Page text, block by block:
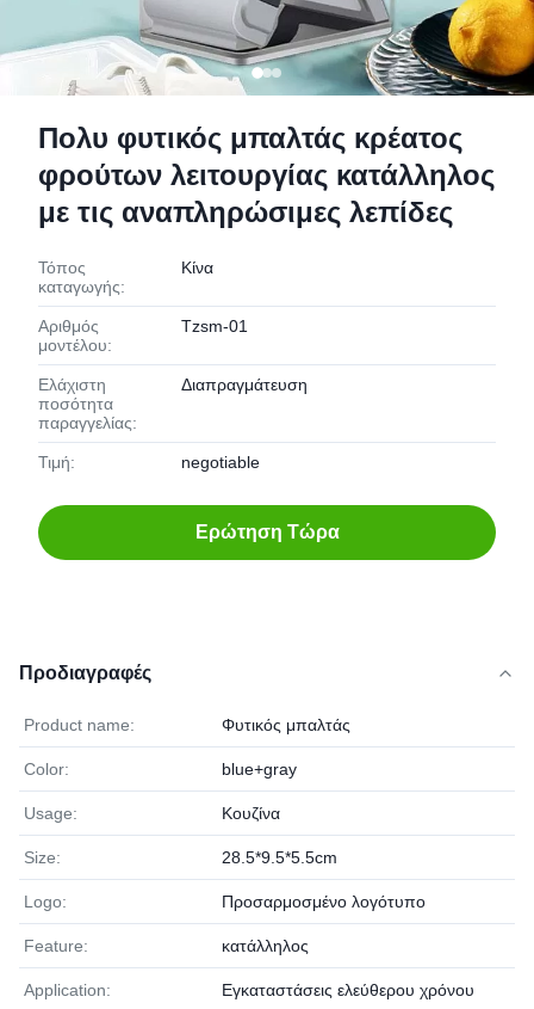
Πολυ φυτικός μπαλτάς κρέατος
φρούτων λειτουργίας κατάλληλος
με τις αναπληρώσιμες λεπίδες
Τόπος
καταγωγής:
Κίνα
Αριθμός
μοντέλου:
Tzsm-01
Ελάχιστη
ποσότητα
παραγγελίας:
Διαπραγμάτευση
Τιμή: negotiable
Ερώτηση Τώρα
Προδιαγραφές
Product name: Φυτικός μπαλτάς
Color: blue+gray
Usage: Κουζίνα
Size: 28.5*9.5*5.5cm
Logo: Προσαρμοσμένο λογότυπο
Feature: κατάλληλος
Application: Εγκαταστάσεις ελεύθερου χρόνου